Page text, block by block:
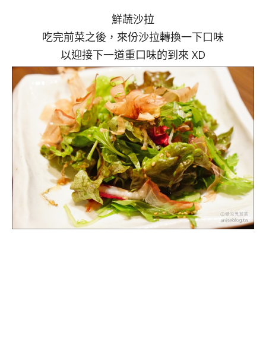
鮮蔬沙拉
吃完前菜之後，來份沙拉轉換一下口味
以迎接下一道重口味的到來 XD